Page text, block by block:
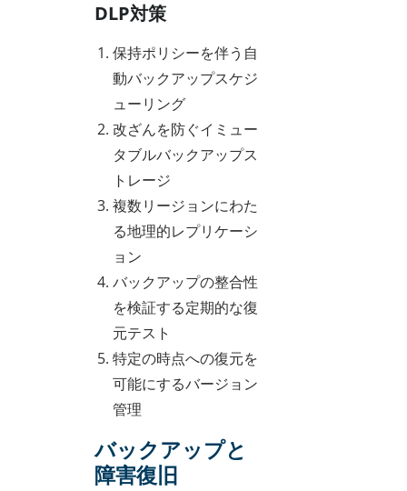
DLP対策
保持ポリシーを伴う自
動バックアップスケジ
ューリング
改ざんを防ぐイミュー
タブルバックアップス
トレージ
複数リージョンにわた
る地理的レプリケーシ
ョン
バックアップの整合性
を検証する定期的な復
元テスト
特定の時点への復元を
可能にするバージョン
管理
バックアップと
障害復旧